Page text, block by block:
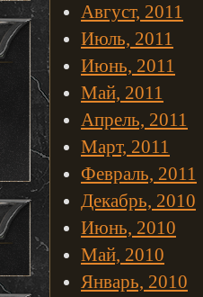
Август, 2011
Июль, 2011
Июнь, 2011
Май, 2011
Апрель, 2011
Март, 2011
Февраль, 2011
Декабрь, 2010
Июнь, 2010
Май, 2010
Январь, 2010